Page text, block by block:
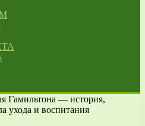
Гамильтона — история,
ухода и воспитания